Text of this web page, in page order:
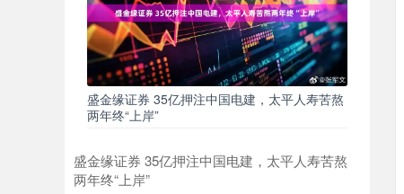
盛金缘证券 35亿押注中国电建，太平人寿苦熬
两年终“上岸”
盛金缘证券 35亿押注中国电建，太平人寿苦熬
两年终“上岸”